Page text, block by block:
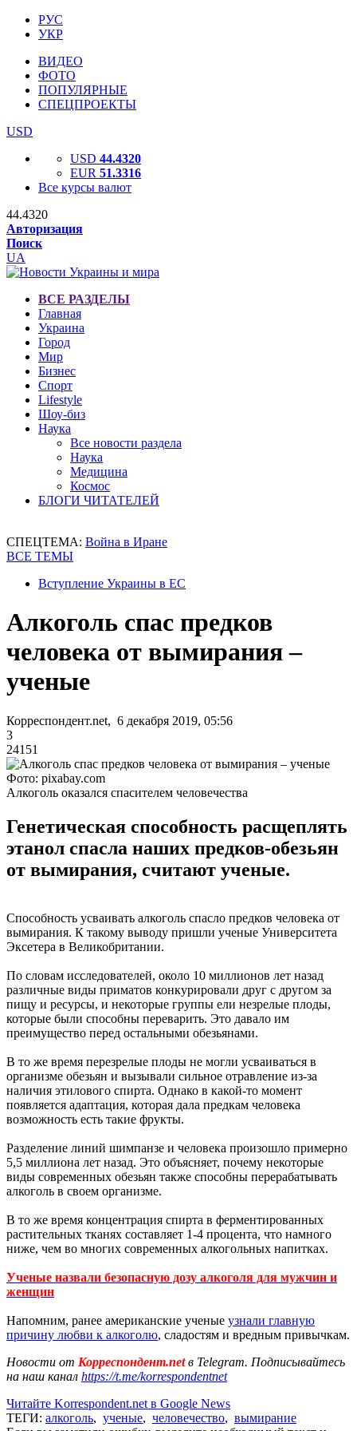
РУС
УКР
ВИДЕО
ФОТО
ПОПУЛЯРНЫЕ
СПЕЦПРОЕКТЫ
USD
USD 44.4320
EUR 51.3316
Все курсы валют
44.4320
Авторизация
Поиск
UA
ВСЕ РАЗДЕЛЫ
Главная
Украина
Город
Мир
Бизнес
Спорт
Lifestyle
Шоу-биз
Наука
Все новости раздела
Наука
Медицина
Космос
БЛОГИ ЧИТАТЕЛЕЙ
СПЕЦТЕМА: Война в Иране
ВСЕ ТЕМЫ
Вступление Украины в ЕС
Алкоголь спас предков
человека от вымирания –
ученые
Корреспондент.net, 6 декабря 2019, 05:56
3
24151
Фото: pixabay.com
Алкоголь оказался спасителем человечества
Генетическая способность расщеплять
этанол спасла наших предков-обезьян
от вымирания, считают ученые.
Способность усваивать алкоголь спасло предков человека от
вымирания. К такому выводу пришли ученые Университета
Эксетера в Великобритании.
По словам исследователей, около 10 миллионов лет назад
различные виды приматов конкурировали друг с другом за
пищу и ресурсы, и некоторые группы ели незрелые плоды,
которые были способны переварить. Это давало им
преимущество перед остальными обезьянами.
В то же время перезрелые плоды не могли усваиваться в
организме обезьян и вызывали сильное отравление из-за
наличия этилового спирта. Однако в какой-то момент
появляется адаптация, которая дала предкам человека
возможность есть такие фрукты.
Разделение линий шимпанзе и человека произошло примерно
5,5 миллиона лет назад. Это объясняет, почему некоторые
виды современных обезьян также способны перерабатывать
алкоголь в своем организме.
В то же время концентрация спирта в ферментированных
растительных тканях составляет 1-4 процента, что намного
ниже, чем во многих современных алкогольных напитках.
Ученые назвали безопасную дозу алкоголя для мужчин и
женщин
Напомним, ранее американские ученые узнали главную
причину любви к алкоголю, сладостям и вредным привычкам.
Новости от Корреспондент.netв Telegram. Подписывайтесь
на наш канал https://t.me/korrespondentnet
Читайте Korrespondent.net в Google News
ТЕГИ: алкоголь, ученые, человечество, вымирание